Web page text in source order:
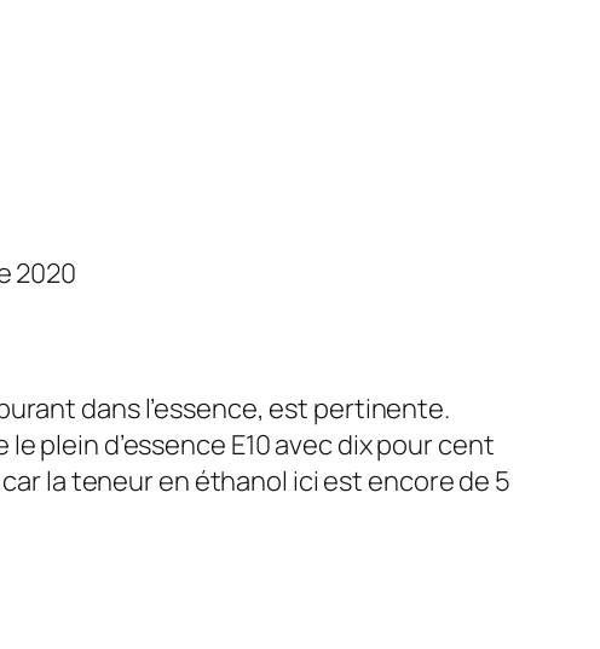
2020
dans l’essence, est pertinente.
plein d’essence E10 avec dix pour cent
la teneur en éthanol ici est encore de 5